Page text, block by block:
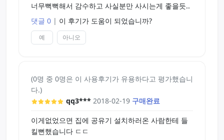
너무뻑뻑해서 감수하고 사실분만 사시는게 좋을듯..
댓글 0 | 이 후기가 도움이 되었습니까?
예 아니오
(0명 중 0명은 이 사용후기가 유용하다고 평가했습니
다.)
qq3*** 2018-02-19 구매완료
이게없었으면 집에 공유기 설치하러온 사람한테 들
킬뻔했습니다 ㄷㄷ